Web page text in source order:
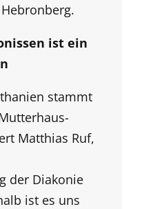
ist ein
stammt
Matthias Ruf,
der Diakonie
ist es uns